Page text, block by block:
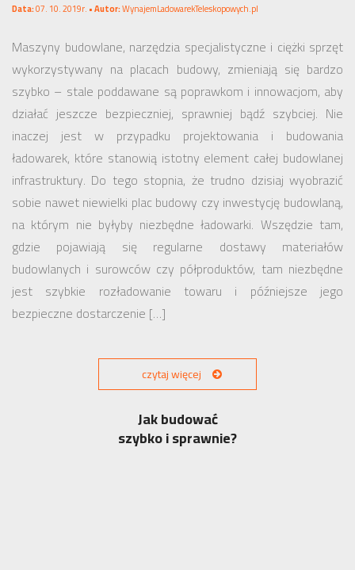
Data:07. 10. 2019r. •Autor:WynajemLadowarekTeleskopowych.pl
Maszyny budowlane, narzędzia specjalistyczne i ciężki sprzęt
wykorzystywany na placach budowy, zmieniają się bardzo
szybko – stale poddawane są poprawkom i innowacjom, aby
działać jeszcze bezpieczniej, sprawniej bądź szybciej. Nie
inaczej jest w przypadku projektowania i budowania
ładowarek, które stanowią istotny element całej budowlanej
infrastruktury. Do tego stopnia, że trudno dzisiaj wyobrazić
sobie nawet niewielki plac budowy czy inwestycję budowlaną,
na którym nie byłyby niezbędne ładowarki. Wszędzie tam,
gdzie pojawiają się regularne dostawy materiałów
budowlanych i surowców czy półproduktów, tam niezbędne
jest szybkie rozładowanie towaru i późniejsze jego
bezpieczne dostarczenie […]
czytaj więcej
Jak budować
szybko i sprawnie?